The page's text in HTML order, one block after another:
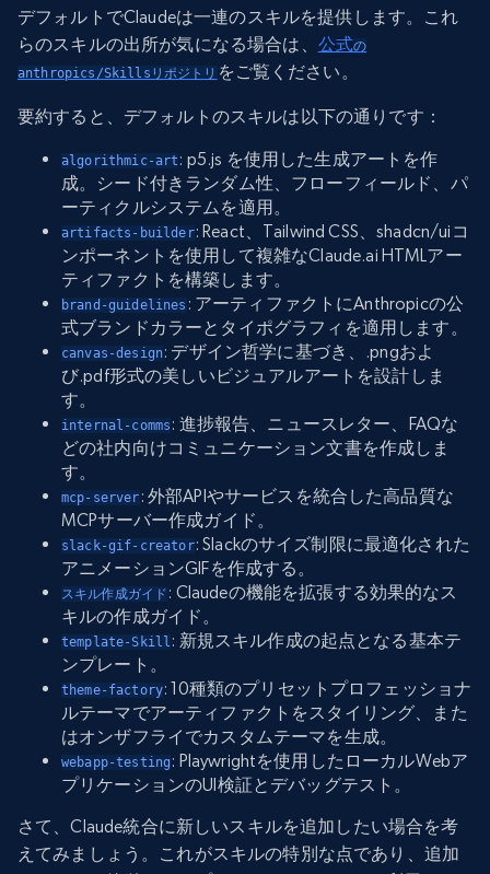
デフォルトでClaudeは一連のスキルを提供します。これ
らのスキルの出所が気になる場合は、 公式の
anthropics/Skillsリポジトリ をご覧ください。
要約すると、デフォルトのスキルは以下の通りです：
algorithmic-art : p5.js を使用した生成アートを作
成。シード付きランダム性、フローフィールド、パ
ーティクルシステムを適用。
artifacts-builder: React、Tailwind CSS、shadcn/uiコ
ンポーネントを使用して複雑なClaude.ai HTMLアー
ティファクトを構築します。
brand-guidelines : アーティファクトにAnthropicの公
式ブランドカラーとタイポグラフィを適用します。
canvas-design: デザイン哲学に基づき、.pngおよ
び.pdf形式の美しいビジュアルアートを設計しま
す。
internal-comms : 進捗報告、ニュースレター、FAQな
どの社内向けコミュニケーション文書を作成しま
す。
mcp-server : 外部APIやサービスを統合した高品質な
MCPサーバー作成ガイド。
slack-gif-creator: Slackのサイズ制限に最適化された
アニメーションGIFを作成する。
スキル作成ガイド : Claudeの機能を拡張する効果的なス
キルの作成ガイド。
template-Skill : 新規スキル作成の起点となる基本テ
ンプレート。
theme-factory: 10種類のプリセットプロフェッショナ
ルテーマでアーティファクトをスタイリング、また
はオンザフライでカスタムテーマを生成。
webapp-testing : Playwrightを使用したローカルWebア
プリケーションのUI検証とデバッグテスト。
さて、Claude統合に新しいスキルを追加したい場合を考
えてみましょう。これがスキルの特別な点であり、追加